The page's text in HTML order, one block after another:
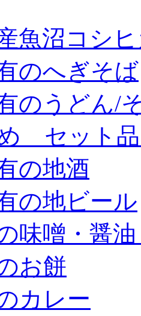
魚沼コシ
のへぎそば
のうどん/
セット
の地酒
の地ビール
味噌・醤
お餅
カレー